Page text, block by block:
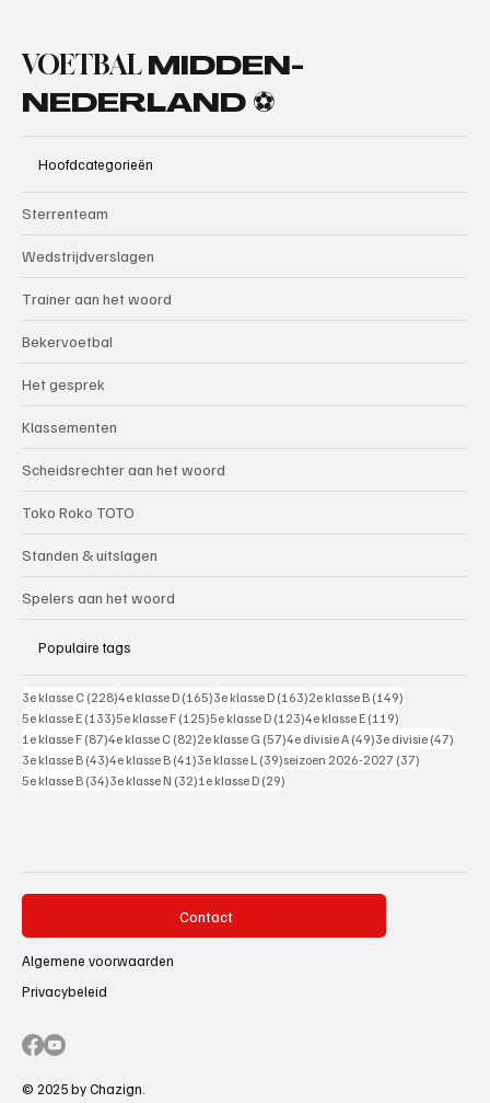
VOETBAL MIDDEN-
NEDERLAND ⚽
Hoofdcategorieën
Sterrenteam
Wedstrijdverslagen
Trainer aan het woord
Bekervoetbal
Het gesprek
Klassementen
Scheidsrechter aan het woord
Toko Roko TOTO
Standen & uitslagen
Spelers aan het woord
Populaire tags
3e klasse C (228)228 posts
4e klasse D (165)165 posts
3e klasse D (163)163 posts
2e klasse B (149)
5e klasse E (133)133 posts
5e klasse F (125)125 posts
5e klasse D (123)123 posts
4e klasse E (119)
1e klasse F (87)87 posts
4e klasse C (82)82 posts
2e klasse G (57)57 posts
4e divisie A (49)49 posts
3e divisie (47)
3e klasse B (43)43 posts
4e klasse B (41)41 posts
3e klasse L (39)39 posts
seizoen 2026-2027 (37)
5e klasse B (34)34 posts
3e klasse N (32)32 posts
1e klasse D (29)
Contact
Algemene voorwaarden
Privacybeleid
© 2025 by Chazign.